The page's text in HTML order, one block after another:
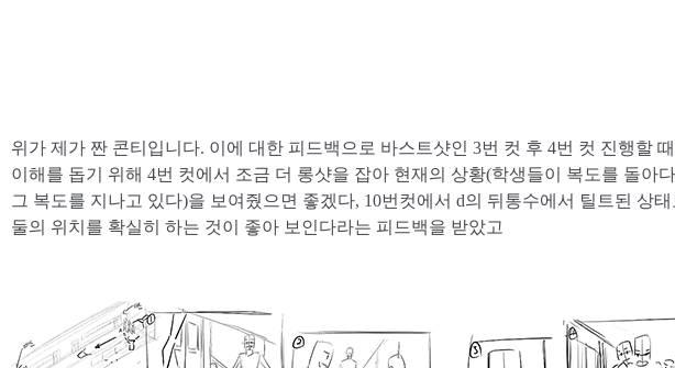
위가 제가 짠 콘티입니다. 이에 대한 피드백으로 바스트샷인 3번 컷 후 4번 컷 진행할
이해를 돕기 위해 4번 컷에서 조금 더 롱샷을 잡아 현재의 상황(학생들이 복도를 돌아
그 복도를 지나고 있다)을 보여줬으면 좋겠다, 10번컷에서 d의 뒤통수에서 틸트된 상
둘의 위치를 확실히 하는 것이 좋아 보인다라는 피드백을 받았고